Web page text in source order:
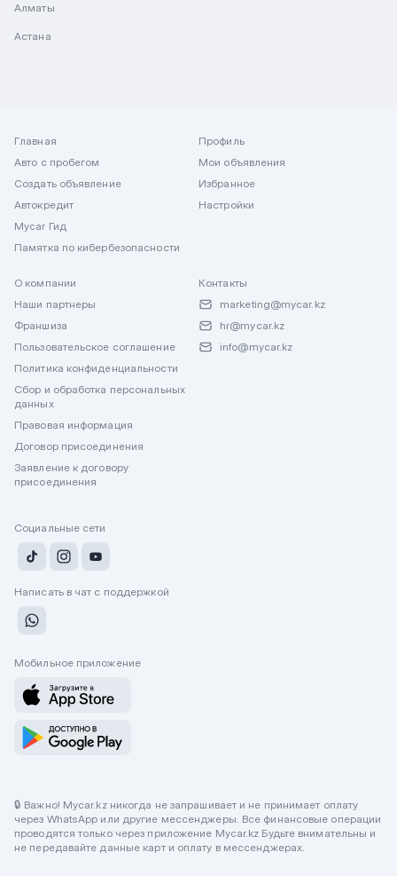
Алматы
Астана
Главная
Авто с пробегом
Создать объявление
Автокредит
Mycar Гид
Памятка по кибербезопасности
Профиль
Мои объявления
Избранное
Настройки
О компании
Наши партнеры
Франшиза
Пользовательское соглашение
Политика конфиденциальности
Сбор и обработка персональных
данных
Правовая информация
Договор присоединения
Заявление к договору
присоединения
Контакты
marketing@mycar.kz
hr@mycar.kz
info@mycar.kz
Социальные сети
Написать в чат с поддержкой
Мобильное приложение
🔒 Важно! Mycar.kz никогда не запрашивает и не принимает оплату
через WhatsApp или другие мессенджеры. Все финансовые операции
проводятся только через приложение Mycar.kz Будьте внимательны и
не передавайте данные карт и оплату в мессенджерах.